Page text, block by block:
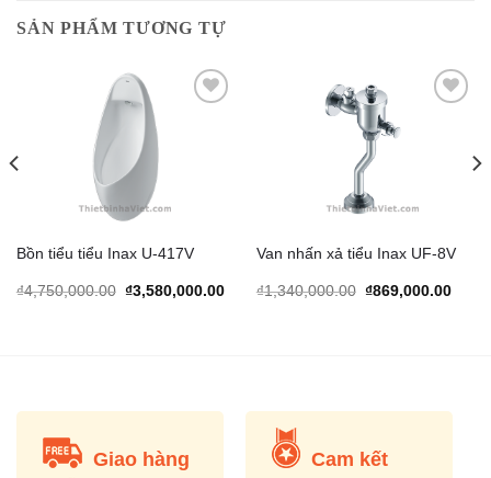
SẢN PHẨM TƯƠNG TỰ
Bồn tiểu tiểu Inax U-417V
₫4,750,000.00 Original
₫3,580,000.00Current
Van nhấn xả tiểu Inax UF-8V
₫1,340,000.00 Original
₫869,000.00
Giao hàng
Cam kết